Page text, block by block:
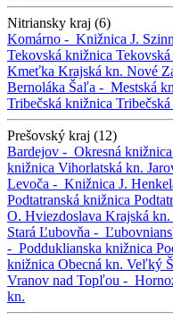
Nitriansky kraj (6)
Komárno - Knižnica J.
Tekovská knižnica Tekovská
Kmeťka Krajská kn. Nové
Bernoláka Šaľa - Mestská
Tribečská knižnica
Prešovský kraj (12)
Bardejov - Okresná knižnica
knižnica Vihorlatská kn.
Levoča - Knižnica J.
Podtatranská knižnica
O. Hviezdoslava Krajská kn.
Stará Ľubovňa -
- Podduklianska knižnica
knižnica Obecná kn. Veľký
Vranov nad Topľou -
kn.